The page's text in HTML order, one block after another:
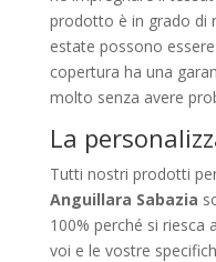
prodotto è in grado di
estate possono
copertura ha una
molto senza avere
La
Tutti nostri prodotti
Anguillara Sabazia
100% perché si riesca
voi e le vostre